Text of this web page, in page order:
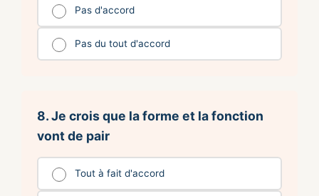
Pas d'accord
Pas du tout d'accord
8. Je crois que la forme et la fonction
vont de pair
Tout à fait d'accord